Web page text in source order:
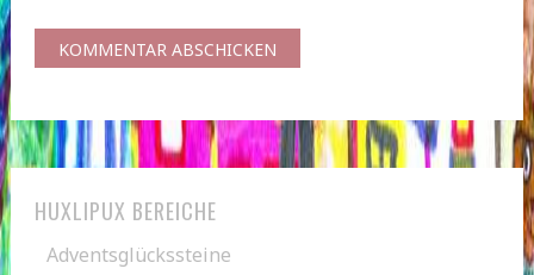
HUXLIPUX BEREICHE
Adventsglückssteine